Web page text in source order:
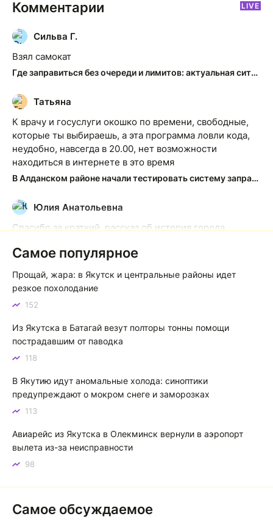
Комментарии LIVE
С
Сильва Г.
Взял самокат
Где заправиться без очереди и лимитов: актуальная ситуация на АЗС Якутска
Т
Татьяна
К врачу и госуслуги окошко по времени, свободные,
которые ты выбираешь, а эта программа ловли кода,
неудобно, навсегда в 20.00, нет возможности
находиться в интернете в это время
В Алданском районе начали тестировать систему заправки по QR-кодам
Ю
Юлия Анатольевна
Спасибо за краткий, рассказ об история города
Якутск сквозь века: от острога до столицы республики
К
Котя злой
Зной в Сибири, тем более в Якутске. Никакой это не
тем более говорить не приходиться. Не зря даже в
песнях поют…
Самое популярное
Прощай, жара: в Якутск и центральные районы идет
резкое похолодание
152
Из Якутска в Батагай везут полторы тонны помощи
пострадавшим от паводка
118
В Якутию идут аномальные холода: синоптики
предупреждают о мокром снеге и заморозках
113
Авиарейс из Якутска в Олекминск вернули в аэропорт
вылета из-за неисправности
98
Самое обсуждаемое